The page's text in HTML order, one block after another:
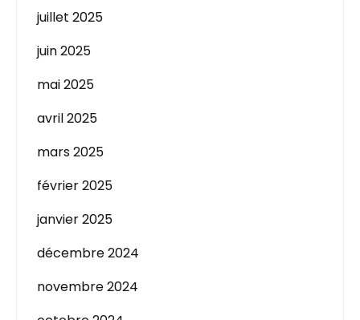
juillet 2025
juin 2025
mai 2025
avril 2025
mars 2025
février 2025
janvier 2025
décembre 2024
novembre 2024